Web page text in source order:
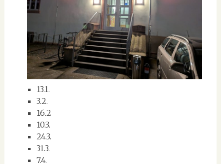
13.1.
3.2.
16.2
10.3.
24.3.
31.3.
7.4.